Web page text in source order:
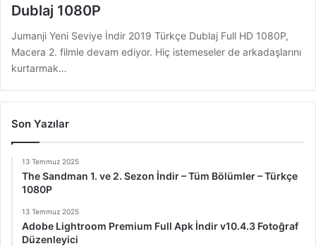
Dublaj 1080P
Jumanji Yeni Seviye İndir 2019 Türkçe Dublaj Full HD 1080P,
Macera 2. filmle devam ediyor. Hiç istemeseler de arkadaşlarını
kurtarmak…
Son Yazılar
13 Temmuz 2025
The Sandman 1. ve 2. Sezon İndir – Tüm Bölümler – Türkçe
1080P
13 Temmuz 2025
Adobe Lightroom Premium Full Apk İndir v10.4.3 Fotoğraf
Düzenleyici